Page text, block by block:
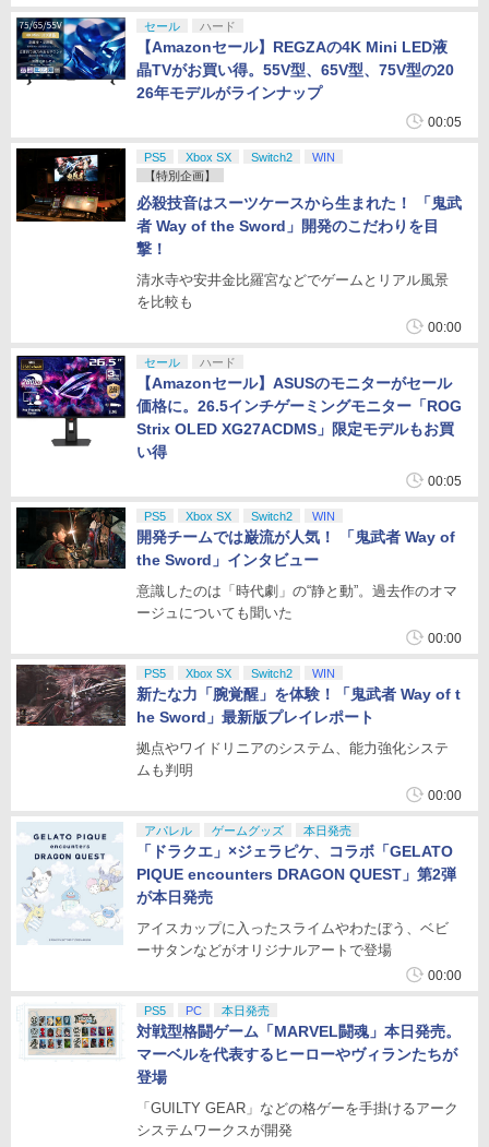
セール ハード
【Amazonセール】REGZAの4K Mini LED液
晶TVがお買い得。55V型、65V型、75V型の20
26年モデルがラインナップ
00:05
PS5 Xbox SX Switch2
WIN
【特別企画】
必殺技音はスーツケースから生まれた！ 「鬼武
者 Way of the Sword」開発のこだわりを目
撃！
清水寺や安井金比羅宮などでゲームとリアル風景
を比較も
00:00
セール ハード
【Amazonセール】ASUSのモニターがセール
価格に。26.5インチゲーミングモニター「ROG
Strix OLED XG27ACDMS」限定モデルもお買
い得
00:05
PS5 Xbox SX Switch2 WIN
開発チームでは巌流が人気！ 「鬼武者 Way of
the Sword」インタビュー
意識したのは「時代劇」の“静と動”。過去作のオマ
ージュについても聞いた
00:00
PS5 Xbox SX Switch2 WIN
新たな力「腕覚醒」を体験！「鬼武者 Way of t
he Sword」最新版プレイレポート
拠点やワイドリニアのシステム、能力強化システ
ムも判明
00:00
アパレル ゲームグッズ 本日発売
「ドラクエ」×ジェラピケ、コラボ「GELATO
PIQUE encounters DRAGON QUEST」第2弾
が本日発売
アイスカップに入ったスライムやわたぼう、ベビ
ーサタンなどがオリジナルアートで登場
00:00
PS5 PC 本日発売
対戦型格闘ゲーム「MARVEL闘魂」本日発売。
マーベルを代表するヒーローやヴィランたちが
登場
「GUILTY GEAR」などの格ゲーを手掛けるアーク
システムワークスが開発